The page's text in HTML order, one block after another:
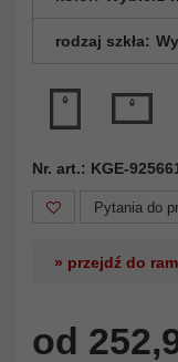
rodzaj szkła:
Nr. art.: KGE-
Pytania do
» przejdź do
od